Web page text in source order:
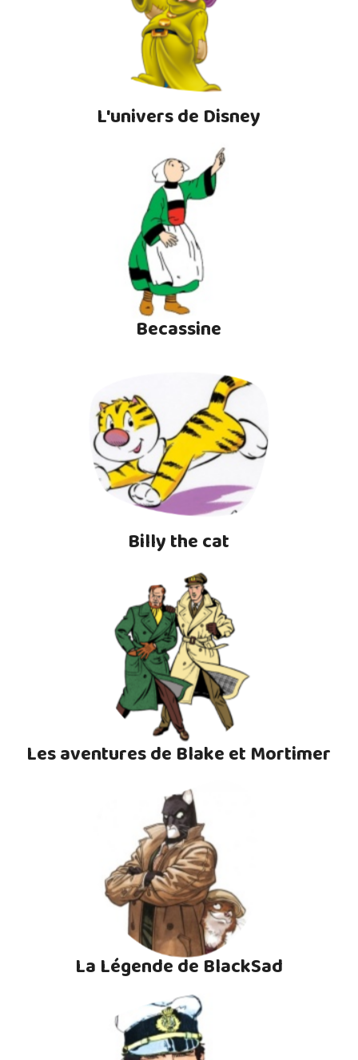
L'univers de Disney
Becassine
Billy the cat
Les aventures de Blake et Mortimer
La Légende de BlackSad